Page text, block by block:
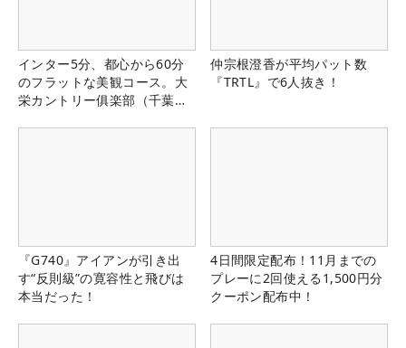
インター5分、都心から60分
のフラットな美観コース。大
栄カントリー俱楽部（千葉
仲宗根澄香が平均パット数
『TRTL』で6人抜き！
『G740』アイアンが引き出
す“反則級”の寛容性と飛びは
本当だった！
4日間限定配布！11月までの
プレーに2回使える1,500円分
クーポン配布中！